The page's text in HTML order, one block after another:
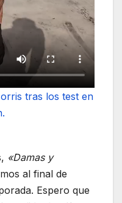
tras los test en
«Damas y
al final de
Espero que